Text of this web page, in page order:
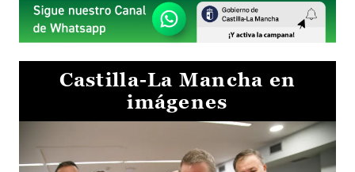
Castilla-La Mancha en
imágenes